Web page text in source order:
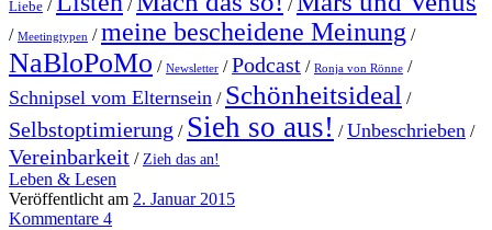
Liebe / / /
/ Meetingtypen /meine bescheidene Meinung /
NaBloPoMo / Newsletter /Podcast / Ronja von Rönne /
Schnipsel vom Elternsein / Schönheitsideal /
Selbstoptimierung / Sieh so aus! /Unbeschrieben /
Vereinbarkeit / Zieh das an!
Leben & Lesen
Veröffentlicht am 2. Januar 2015
Kommentare 4